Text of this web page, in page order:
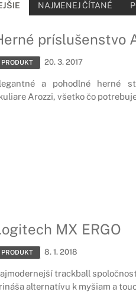
NAJMENEJ ČÍTANÉ
príslušenstvo
PRODUKT 20. 3. 2017
a pohodlné herné
Arozzi, všetko čo
MX ERGO
PRODUKT 8. 1. 2018
trackball
alternatívu k myšiam a